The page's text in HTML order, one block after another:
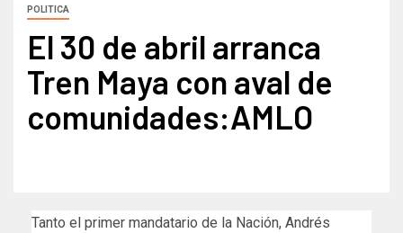
POLITICA
El 30 de abril arranca
Tren Maya con aval de
comunidades:AMLO
Tanto el primer mandatario de la Nación, Andrés